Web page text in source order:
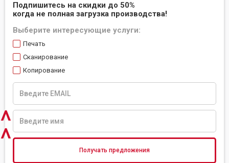
Подпишитесь на скидки до 50%
когда не полная загрузка производства!
Выберите интересующие услуги:
Печать
Сканирование
Копирование
^
^